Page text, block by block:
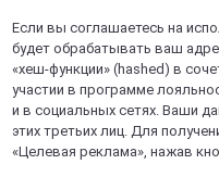
вокзал
Если вы соглашаетесь на
будет обрабатывать ваш
«хеш-функции» (hashed) в
участии в программе
и в социальных сетях. Ваши
этих третьих лиц. Для
«Целевая реклама», нажав